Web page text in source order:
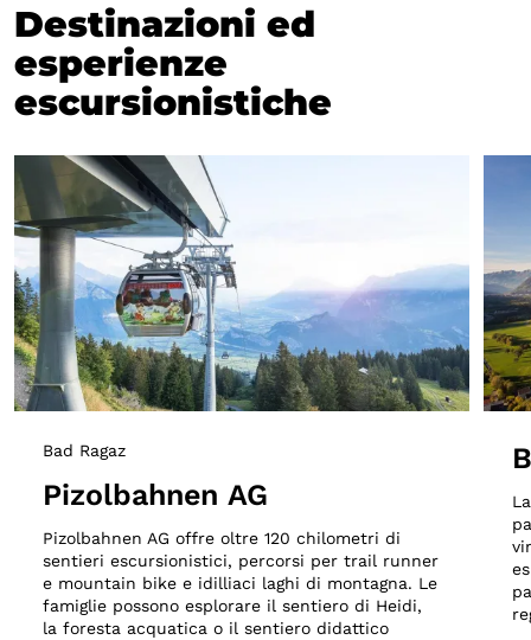
Destinazioni ed
esperienze
escursionistiche
Bad Ragaz
Pizolbahnen AG
Pizolbahnen AG offre oltre 120 chilometri di
sentieri escursionistici, percorsi per trail runner
e mountain bike e idilliaci laghi di montagna. Le
famiglie possono esplorare il sentiero di Heidi,
la foresta acquatica o il sentiero didattico